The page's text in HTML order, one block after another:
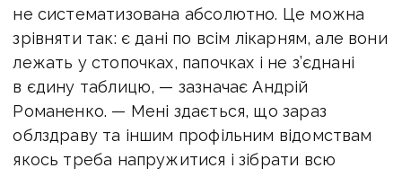
не систематизована абсолютно. Це можна
зрівняти так: є дані по всім лікарням, але вони
лежать у стопочках, папочках і не з’єднані
в єдину таблицю, — зазначає Андрій
Романенко. — Мені здається, що зараз
облздраву та іншим профільним відомствам
якось треба напружитися і зібрати всю